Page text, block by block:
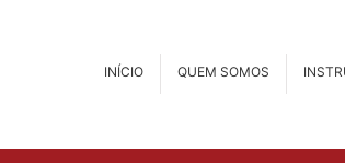
INÍCIO QUEM SOMOS